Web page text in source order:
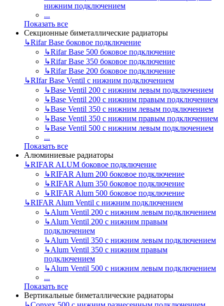
нижним подключением
...
Показать все
Секционные биметаллические радиаторы
↳Rifar Base боковое подключение
↳Rifar Base 500 боковое подключение
↳Rifar Base 350 боковое подключение
↳Rifar Base 200 боковое подключение
↳RIfar Base Ventil с нижним подключением
↳Base Ventil 200 с нижним левым подключением
↳Base Ventil 200 с нижним правым подключением
↳Base Ventil 350 с нижним левым подключением
↳Base Ventil 350 с нижним правым подключением
↳Base Ventil 500 с нижним левым подключением
...
Показать все
Алюминиевые радиаторы
↳RIFAR ALUM боковое подключение
↳RIFAR Alum 200 боковое подключение
↳RIFAR Alum 350 боковое подключение
↳RIFAR Alum 500 боковое подключение
↳RIFAR Alum Ventil с нижним подключением
↳Alum Ventil 200 с нижним левым подключением
↳Alum Ventil 200 с нижним правым
подключением
↳Alum Ventil 350 с нижним левым подключением
↳Alum Ventil 350 с нижним правым
подключением
↳Alum Ventil 500 с нижним левым подключением
...
Показать все
Вертикальные биметаллические радиаторы